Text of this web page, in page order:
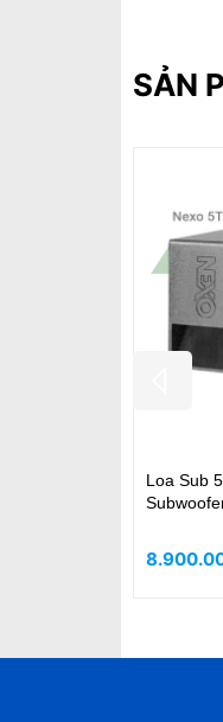
SẢN
Loa Gốc